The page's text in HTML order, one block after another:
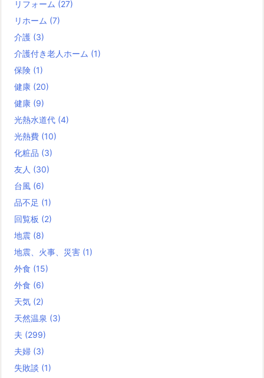
リフォーム (27)
リホーム (7)
介護 (3)
介護付き老人ホーム (1)
保険 (1)
健康 (20)
健康 (9)
光熱水道代 (4)
光熱費 (10)
化粧品 (3)
友人 (30)
台風 (6)
品不足 (1)
回覧板 (2)
地震 (8)
地震、火事、災害 (1)
外食 (15)
外食 (6)
天気 (2)
天然温泉 (3)
夫 (299)
夫婦 (3)
失敗談 (1)